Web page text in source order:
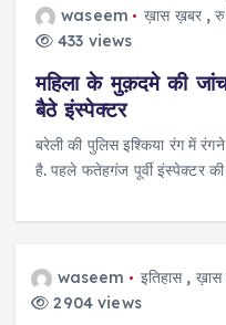
waseem ख़ास ख़बर ,
433 views
महिला के मुक़दमे की
बैठे इंस्पेक्टर
बरेली की पुलिस इश्किया रंग में
है. पहले फतेहगंज पूर्वी इंस्पेक्टर की
waseem इतिहास, ख़ास
2904 views